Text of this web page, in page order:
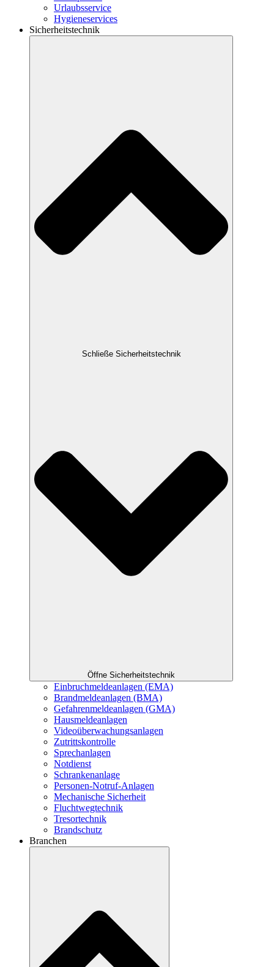
Urlaubsservice
Hygieneservices
Sicherheitstechnik
Schließe Sicherheitstechnik
Öffne Sicherheitstechnik
Einbruchmeldeanlagen (EMA)
Brandmeldeanlagen (BMA)
Gefahrenmeldeanlagen (GMA)
Hausmeldeanlagen
Videoüberwachungsanlagen
Zutrittskontrolle
Sprechanlagen
Notdienst
Schrankenanlage
Personen-Notruf-Anlagen
Mechanische Sicherheit
Fluchtwegtechnik
Tresortechnik
Brandschutz
Branchen